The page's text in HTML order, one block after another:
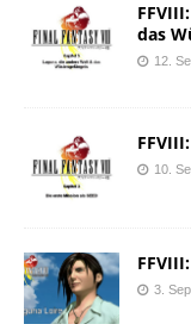
das
12.
10.
3.